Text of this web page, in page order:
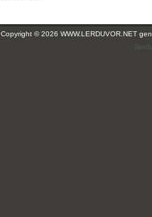
Copyright © 2026 WWW.LERDUVOR.NET